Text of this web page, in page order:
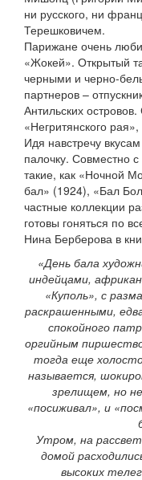
ни русского, ни
Терешковичем.
Парижане очень
«Жокей». Открытый
черными и черно-
партнеров –
Антильских
«Негритянского
Идя навстречу
палочку. Совместно
такие, как «Ночной
бал» (1924), «Бал
частные коллекции
готовы гоняться по
Нина Берберова в
«День бала
индейцами,
«Куполь», с
раскрашенными,
спокойного
оргийным
тогда еще
называется,
зрелищем, но
«посиживал», и
Утром, на
домой
высоких